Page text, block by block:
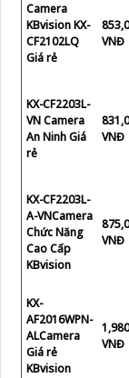
Camera
KBvision KX-
CF2102LQ
Giá rẻ
VNĐ
KX-CF2203L-
VN Camera
An Ninh Giá
rẻ
VNĐ
KX-CF2203L-
A-VNCamera
Chức Năng
Cao Cấp
KBvision
VNĐ
KX-
AF2016WPN-
ALCamera
Giá rẻ
KBvision
VNĐ